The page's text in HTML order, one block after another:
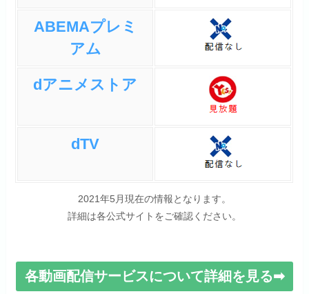
ABEMAプレミ
アム
dアニメストア
dTV
2021年5月現在の情報となります。
詳細は各公式サイトをご確認ください。
各動画配信サービスについて詳細を見る➡